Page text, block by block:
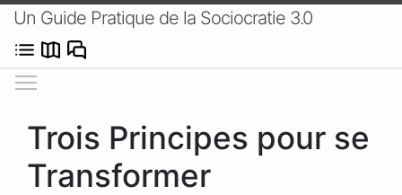
Un Guide Pratique de la Sociocratie 3.0
Trois Principes pour se
Transformer